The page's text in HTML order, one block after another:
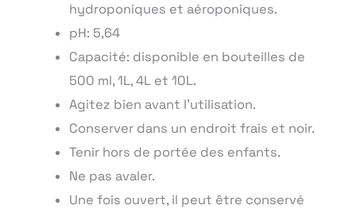
hydroponiques et aéroponiques.
pH: 5,64
Capacité: disponible en bouteilles de
500 ml, 1L, 4L et 10L.
Agitez bien avant l’utilisation.
Conserver dans un endroit frais et noir.
Tenir hors de portée des enfants.
Ne pas avaler.
Une fois ouvert, il peut être conservé